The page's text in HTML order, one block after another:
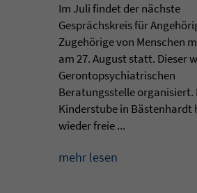
Im Juli findet der nächste
Gesprächskreis für
Zugehörige von Menschen
am 27. August statt. Dieser
Gerontopsychiatrischen
Beratungsstelle organisiert.
Kinderstube in Bästenhardt
wieder freie ...
mehr lesen